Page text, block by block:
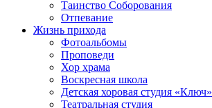
Таинство Соборования
Отпевание
Жизнь прихода
Фотоальбомы
Проповеди
Хор храма
Воскресная школа
Детская хоровая студия «Ключ»
Театральная студия